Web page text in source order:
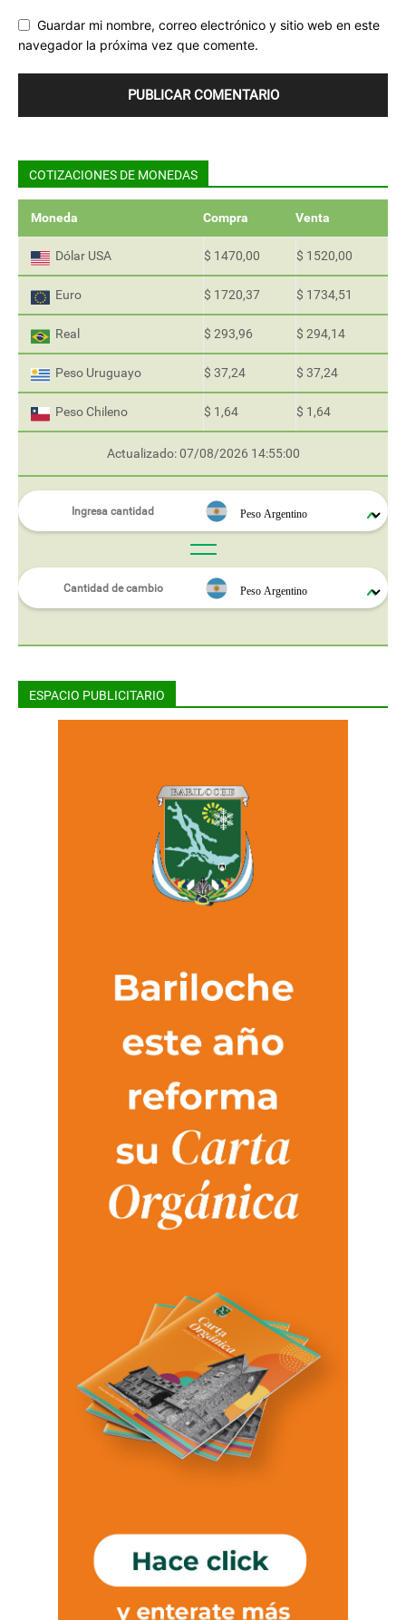
Guardar mi nombre, correo electrónico y sitio web en este
navegador la próxima vez que comente.
COTIZACIONES DE MONEDAS
Moneda Compra Venta
Dólar USA $ 1470,00 $ 1520,00
Euro $ 1720,37 $ 1734,51
Real $ 293,96 $ 294,14
Peso Uruguayo $ 37,24 $ 37,24
Peso Chileno $ 1,64 $ 1,64
Actualizado: 07/08/2026 14:55:00
ESPACIO PUBLICITARIO